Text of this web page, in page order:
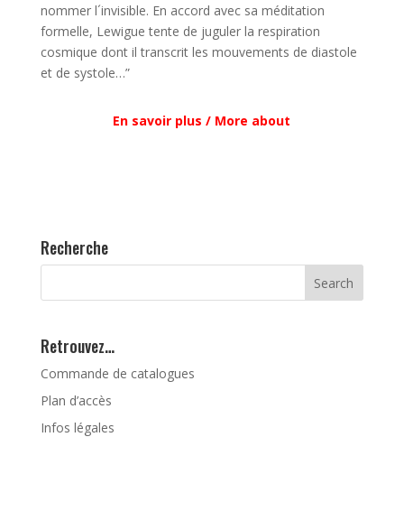
nommer l´invisible. En accord avec sa méditation
formelle, Lewigue tente de juguler la respiration
cosmique dont il transcrit les mouvements de diastole
et de systole…”
En savoir plus / More about
Recherche
Retrouvez…
Commande de catalogues
Plan d’accès
Infos légales